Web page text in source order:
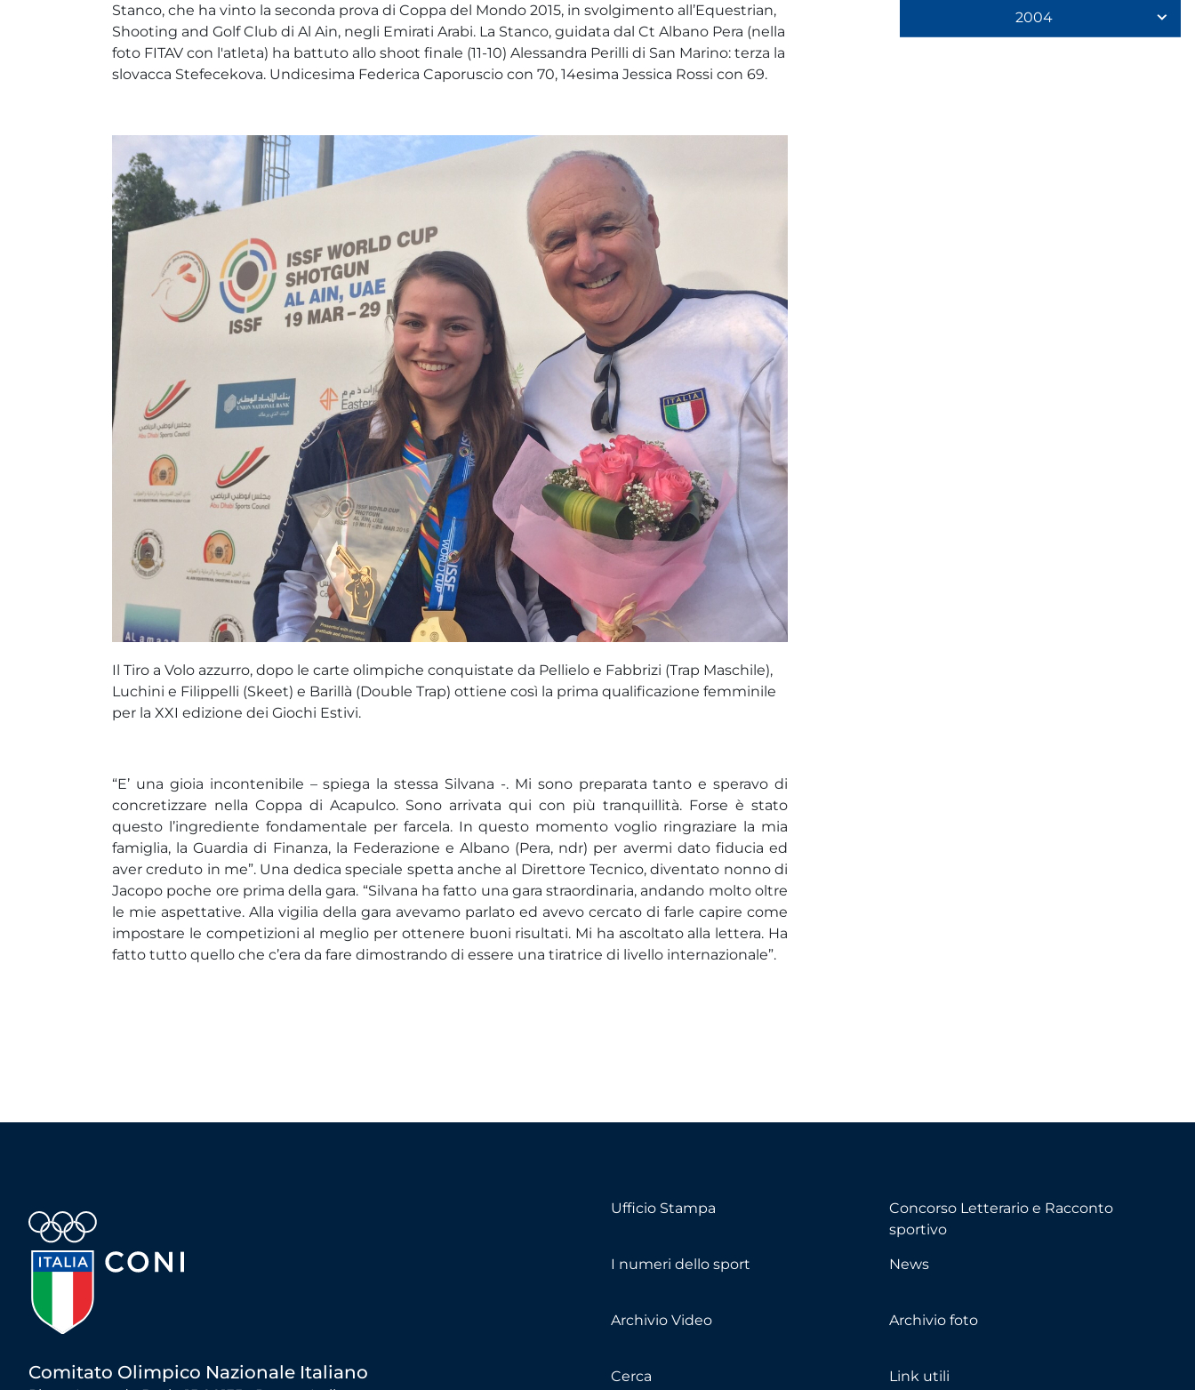
Stanco, che ha vinto la seconda prova di Coppa del Mondo 2015, in svolgimento all’Equestrian,
Shooting and Golf Club di Al Ain, negli Emirati Arabi. La Stanco, guidata dal Ct Albano Pera (nella
foto FITAV con l'atleta) ha battuto allo shoot finale (11-10) Alessandra Perilli di San Marino: terza la
slovacca Stefecekova. Undicesima Federica Caporuscio con 70, 14esima Jessica Rossi con 69.
Il Tiro a Volo azzurro, dopo le carte olimpiche conquistate da Pellielo e Fabbrizi (Trap Maschile),
Luchini e Filippelli (Skeet) e Barillà (Double Trap) ottiene così la prima qualificazione femminile
per la XXI edizione dei Giochi Estivi.
“E’ una gioia incontenibile – spiega la stessa Silvana -. Mi sono preparata tanto e speravo di
concretizzare nella Coppa di Acapulco. Sono arrivata qui con più tranquillità. Forse è stato
questo l’ingrediente fondamentale per farcela. In questo momento voglio ringraziare la mia
famiglia, la Guardia di Finanza, la Federazione e Albano (Pera, ndr) per avermi dato fiducia ed
aver creduto in me”. Una dedica speciale spetta anche al Direttore Tecnico, diventato nonno di
Jacopo poche ore prima della gara. “Silvana ha fatto una gara straordinaria, andando molto oltre
le mie aspettative. Alla vigilia della gara avevamo parlato ed avevo cercato di farle capire come
impostare le competizioni al meglio per ottenere buoni risultati. Mi ha ascoltato alla lettera. Ha
fatto tutto quello che c’era da fare dimostrando di essere una tiratrice di livello internazionale”.
2004
Comitato Olimpico Nazionale Italiano
Ufficio Stampa
Concorso Letterario e Racconto
sportivo
I numeri dello sport News
Archivio Video Archivio foto
Cerca Link utili